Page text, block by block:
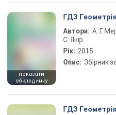
показати
обкладинку
ГДЗ
Автори: А. Г.
С. Якір
Рік: 2015
Опис: Збірник
ГДЗ